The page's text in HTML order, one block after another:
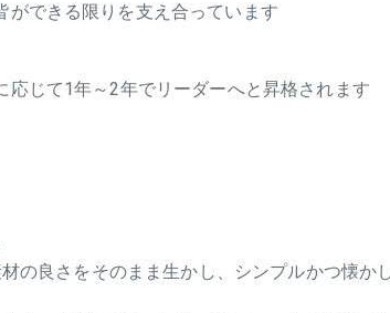
ができる限りを支え合っています
じて1年～2年でリーダーへと昇格されます
の良さをそのまま生かし、シンプルかつ懐か